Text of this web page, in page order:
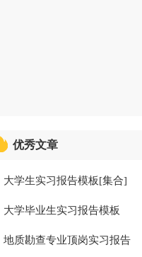
优秀文章
大学生实习报告模板[集合]
大学毕业生实习报告模板
地质勘查专业顶岗实习报告